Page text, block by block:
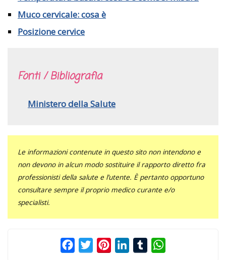
Muco cervicale: cosa è
Posizione cervice
Fonti / Bibliografia
Ministero della Salute
Le informazioni contenute in questo sito non intendono e
non devono in alcun modo sostituire il rapporto diretto fra
professionisti della salute e l’utente. È pertanto opportuno
consultare sempre il proprio medico curante e/o
specialisti.
FacebookTwitterPinterestLinkedInTumblr